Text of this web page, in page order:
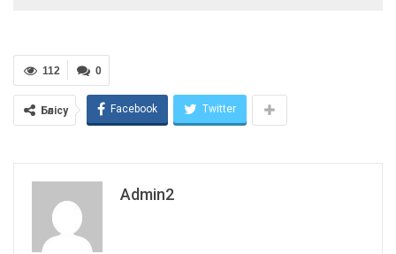
0
112
Бөлісу Facebook Twitter
Admin2